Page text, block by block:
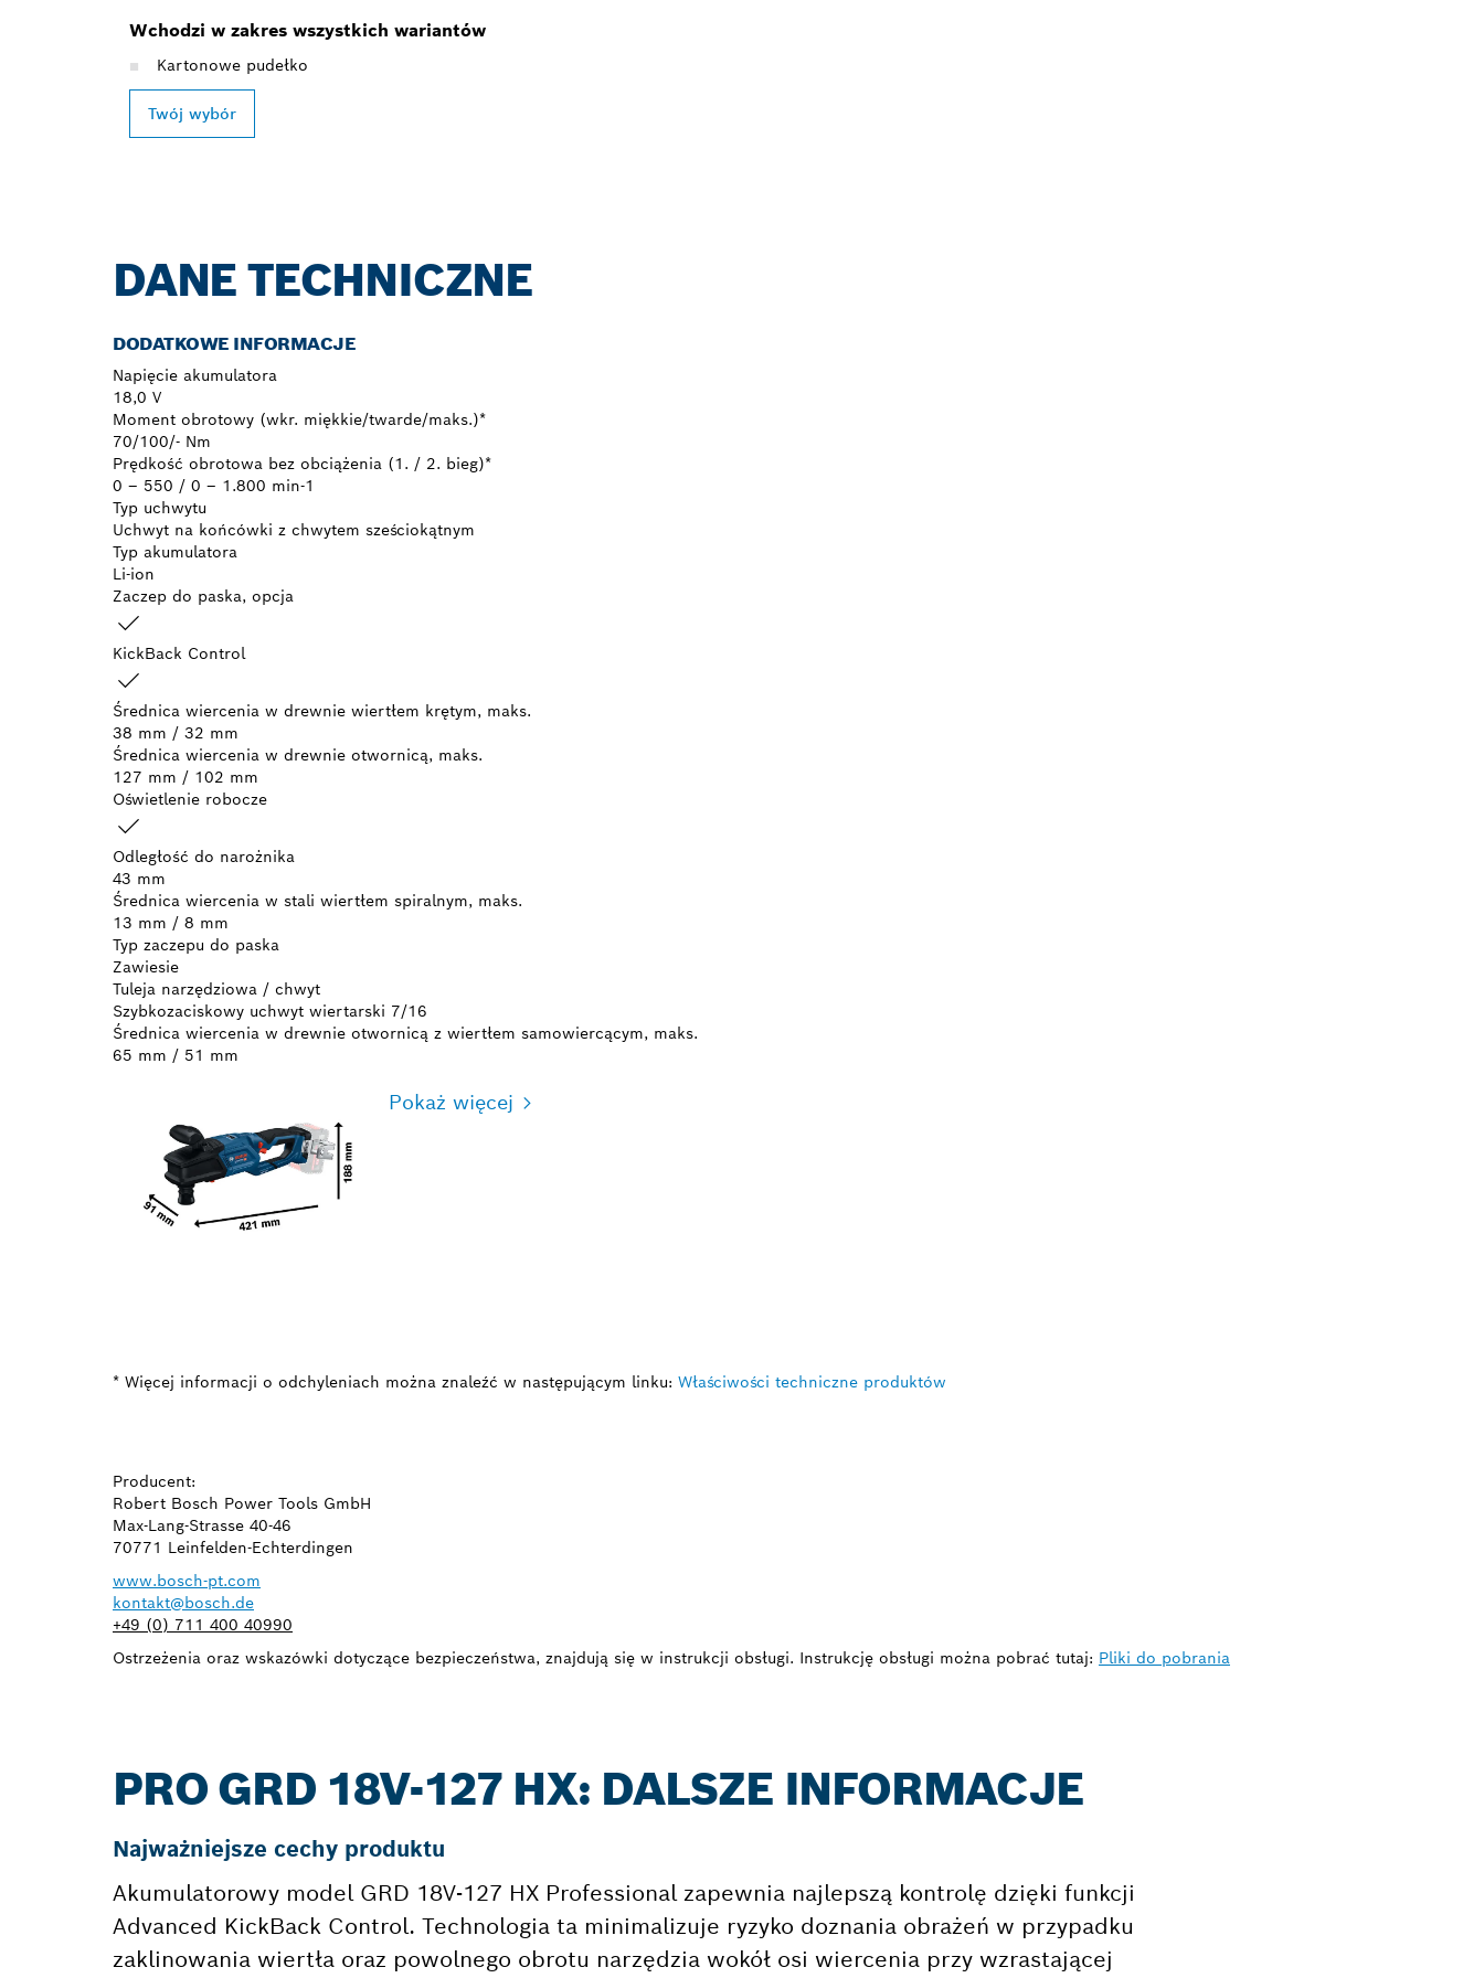
Wchodzi w zakres wszystkich wariantów
Kartonowe pudełko
Twój wybór
DANE TECHNICZNE
DODATKOWE INFORMACJE
Napięcie akumulatora
18,0 V
Moment obrotowy (wkr. miękkie/twarde/maks.)*
70/100/- Nm
Prędkość obrotowa bez obciążenia (1. / 2. bieg)*
0 – 550 / 0 – 1.800 min-1
Typ uchwytu
Uchwyt na końcówki z chwytem sześciokątnym
Typ akumulatora
Li-ion
Zaczep do paska, opcja
KickBack Control
Średnica wiercenia w drewnie wiertłem krętym, maks.
38 mm / 32 mm
Średnica wiercenia w drewnie otwornicą, maks.
127 mm / 102 mm
Oświetlenie robocze
Odległość do narożnika
43 mm
Średnica wiercenia w stali wiertłem spiralnym, maks.
13 mm / 8 mm
Typ zaczepu do paska
Zawiesie
Tuleja narzędziowa / chwyt
Szybkozaciskowy uchwyt wiertarski 7/16
Średnica wiercenia w drewnie otwornicą z wiertłem samowiercącym, maks.
65 mm / 51 mm
Pokaż więcej
* Więcej informacji o odchyleniach można znaleźć w następującym linku: Właściwości techniczne produktów
Producent:
Robert Bosch Power Tools GmbH
Max-Lang-Strasse 40-46
70771 Leinfelden-Echterdingen
www.bosch-pt.com
kontakt@bosch.de
+49 (0) 711 400 40990
Ostrzeżenia oraz wskazówki dotyczące bezpieczeństwa, znajdują się w instrukcji obsługi. Instrukcję obsługi można pobrać tutaj: Pliki do pobrania
PRO GRD 18V-127 HX: DALSZE INFORMACJE
Najważniejsze cechy produktu
Akumulatorowy model GRD 18V-127 HX Professional zapewnia najlepszą kontrolę dzięki funkcji
Advanced KickBack Control. Technologia ta minimalizuje ryzyko doznania obrażeń w przypadku
zaklinowania wiertła oraz powolnego obrotu narzędzia wokół osi wiercenia przy wzrastającej